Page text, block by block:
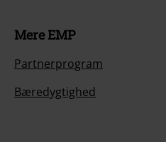
Mere EMP
Partnerprogram
Bæredygtighed